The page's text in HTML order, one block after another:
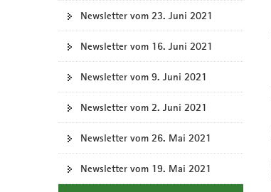
Newsletter vom 23. Juni 2021
Newsletter vom 16. Juni 2021
Newsletter vom 9. Juni 2021
Newsletter vom 2. Juni 2021
Newsletter vom 26. Mai 2021
Newsletter vom 19. Mai 2021